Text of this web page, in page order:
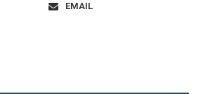
EMAIL